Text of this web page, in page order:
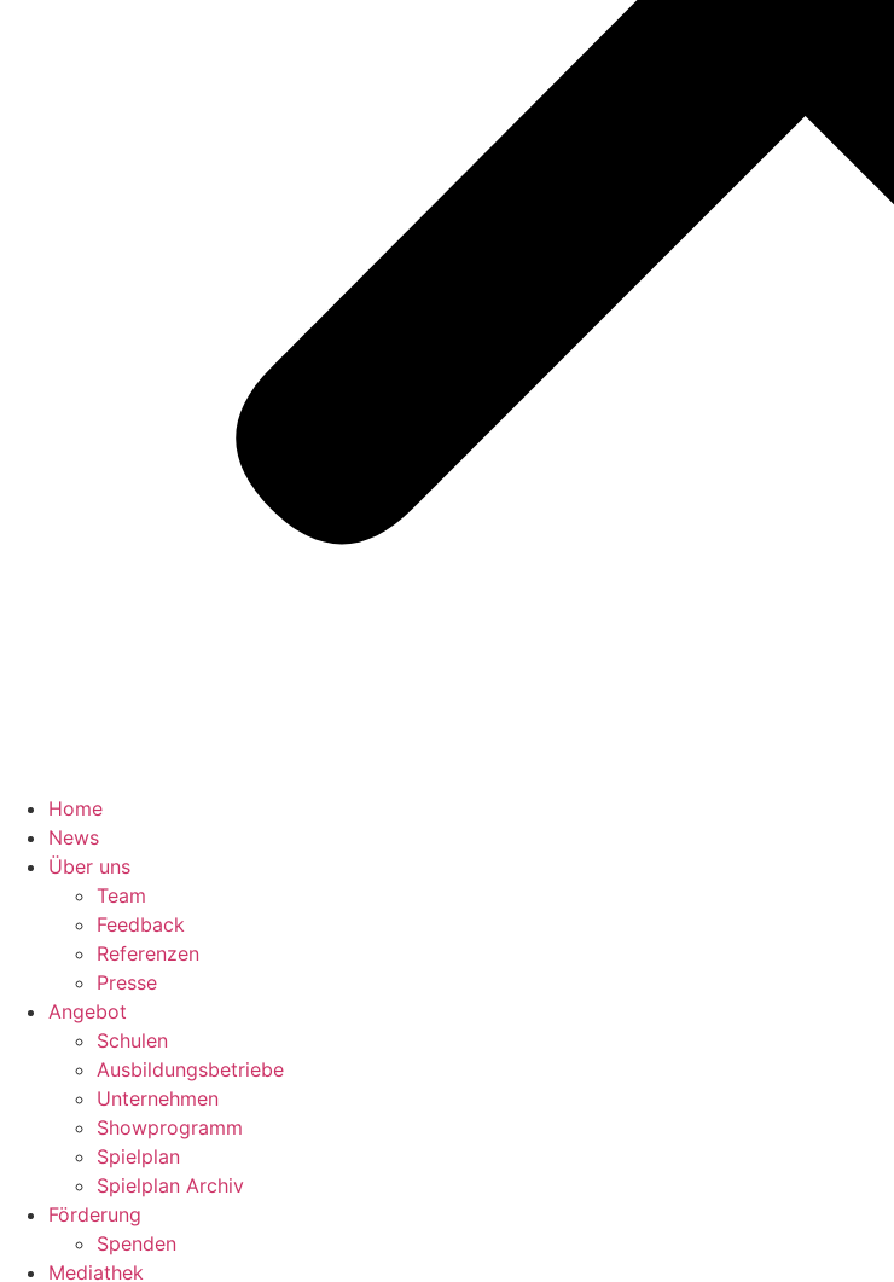
Home
News
Über uns
Team
Feedback
Referenzen
Presse
Angebot
Schulen
Ausbildungsbetriebe
Unternehmen
Showprogramm
Spielplan
Spielplan Archiv
Förderung
Spenden
Mediathek